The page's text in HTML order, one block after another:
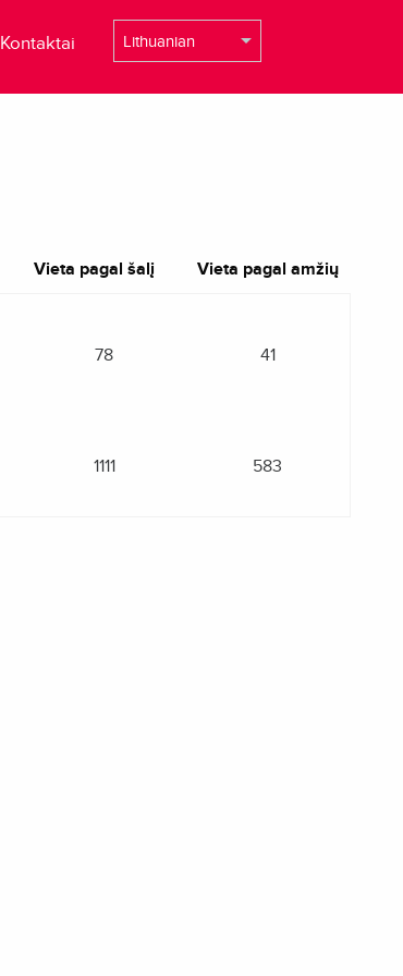
Kontaktai
Vieta pagal šalį Vieta pagal amžių
78 41
1111 583